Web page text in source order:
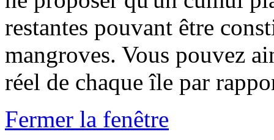
restantes pouvant être
mangroves. Vous pouvez
réel de chaque île par
Fermer la fenêtre